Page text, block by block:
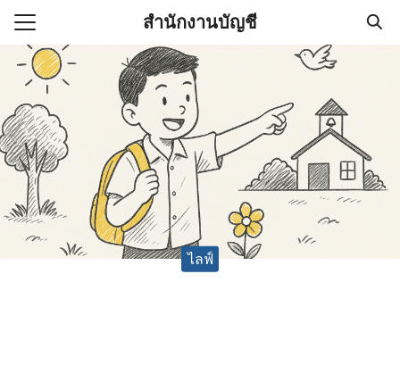
Skip
content
สำนักงานบัญชี
(ไม่มีชื่อ)
านบัญชี (Accounting
ช่วยสำคัญในการบริหาร
Search
for:
ไลฟ์